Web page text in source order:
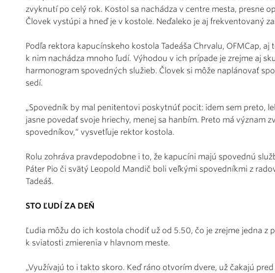
zvyknutí po celý rok. Kostol sa nachádza v centre mesta, presne
Človek vystúpi a hneď je v kostole. Neďaleko je aj frekventovaný
Podľa rektora kapucínskeho kostola Tadeáša Chrvalu, OFMCap,
k nim nachádza mnoho ľudí. Výhodou v ich prípade je zrejme aj
harmonogram spovedných služieb. Človek si môže naplánovať
sedí.
„Spovedník by mal penitentovi poskytnúť pocit: idem sem preto,
jasne povedať svoje hriechy, menej sa hanbím. Preto má význam
spovedníkov,“ vysvetľuje rektor kostola.
Rolu zohráva pravdepodobne i to, že kapucíni majú spovednú
Páter Pio či svätý Leopold Mandič boli veľkými spovedníkmi z
Tadeáš.
STO ĽUDÍ ZA DEŇ
Ľudia môžu do ich kostola chodiť už od 5.50, čo je zrejme jedna z
k sviatosti zmierenia v hlavnom meste.
„Využívajú to i takto skoro. Keď ráno otvorím dvere, už čakajú